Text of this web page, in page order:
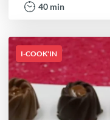
40 min
I-COOK'IN